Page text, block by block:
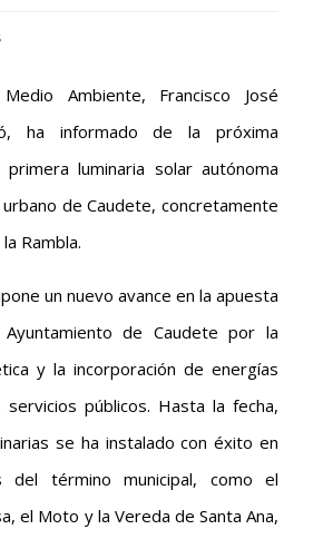
Ambiente, Francisco José
ha informado de la próxima
luminaria solar autónoma
de Caudete, concretamente
Rambla.
un nuevo avance en la apuesta
de Caudete por la
y la incorporación de energías
públicos. Hasta la fecha,
se ha instalado con éxito en
del término municipal, como el
el Moto y la Vereda de Santa Ana,